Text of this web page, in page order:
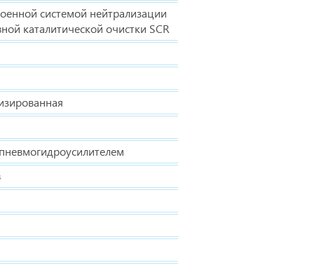
системой нейтрализации
каталитической очистки SCR